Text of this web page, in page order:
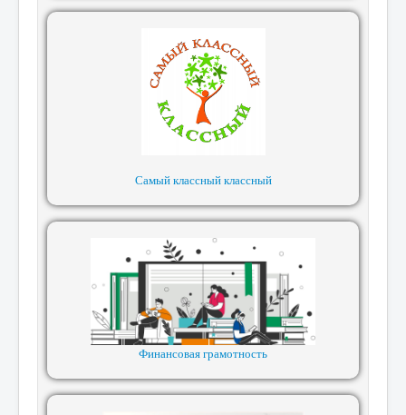
Самый классный классный
Финансовая грамотность